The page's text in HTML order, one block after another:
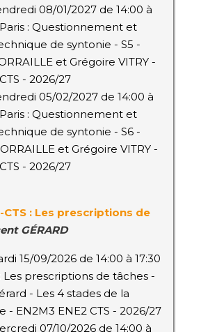
08/01/2027 de 14:00 à
: Questionnement et
de syntonie - S5 -
et Grégoire VITRY -
- 2026/27
05/02/2027 de 14:00 à
: Questionnement et
de syntonie - S6 -
et Grégoire VITRY -
- 2026/27
CTS : Les prescriptions de
GÉRARD
15/09/2026 de 14:00 à 17:30
Les prescriptions de tâches -
- Les 4 stades de la
- EN2M3 ENE2 CTS - 2026/27
07/10/2026 de 14:00 à